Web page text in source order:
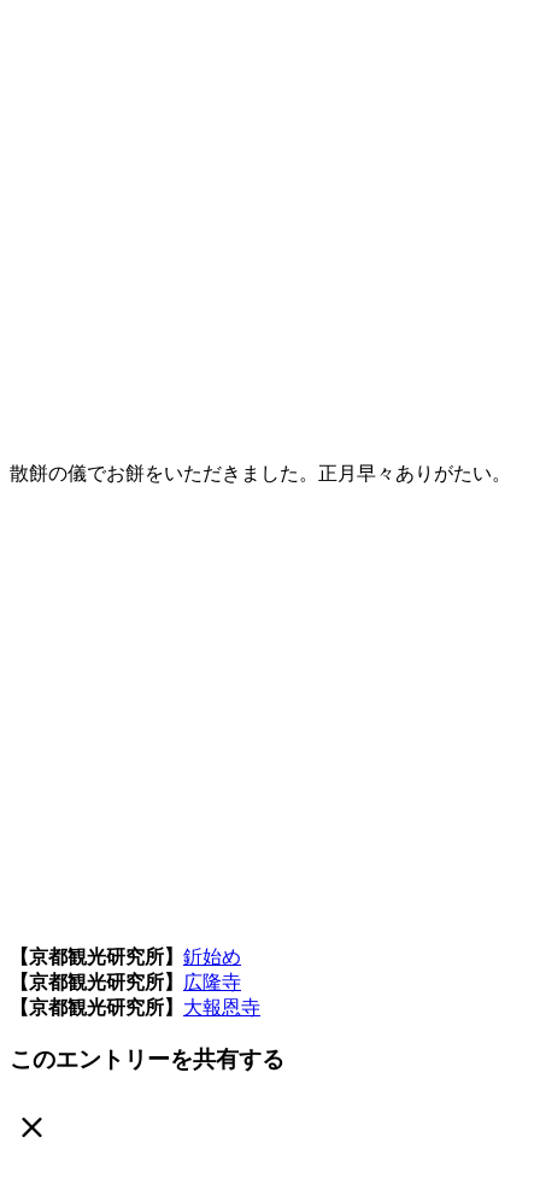
散餅の儀でお餅をいただきました。正月早々ありがたい。
【京都観光研究所】 釿始め
【京都観光研究所】
広隆寺
【京都観光研究所】 大報恩寺
このエントリーを共有する